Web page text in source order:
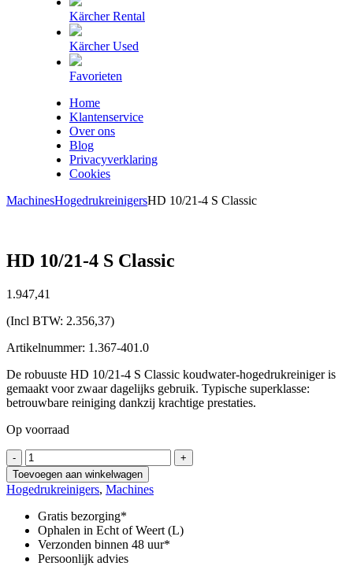
Kärcher Rental
Kärcher Used
Favorieten
Home
Klantenservice
Over ons
Blog
Privacyverklaring
Cookies
MachinesHogedrukreinigersHD 10/21-4 S Classic
HD 10/21-4 S Classic
1.947,41
(Incl BTW: 2.356,37)
Artikelnummer: 1.367-401.0
De robuuste HD 10/21-4 S Classic koudwater-hogedrukreiniger is
gemaakt voor zwaar dagelijks gebruik. Typische superklasse:
betrouwbare reiniging dankzij krachtige prestaties.
Op voorraad
-
HD
10/21-
4
S
Classic
aantal
+
Toevoegen aan winkelwagen
Hogedrukreinigers, Machines
Gratis bezorging*
Ophalen in Echt of Weert (L)
Verzonden binnen 48 uur*
Persoonlijk advies